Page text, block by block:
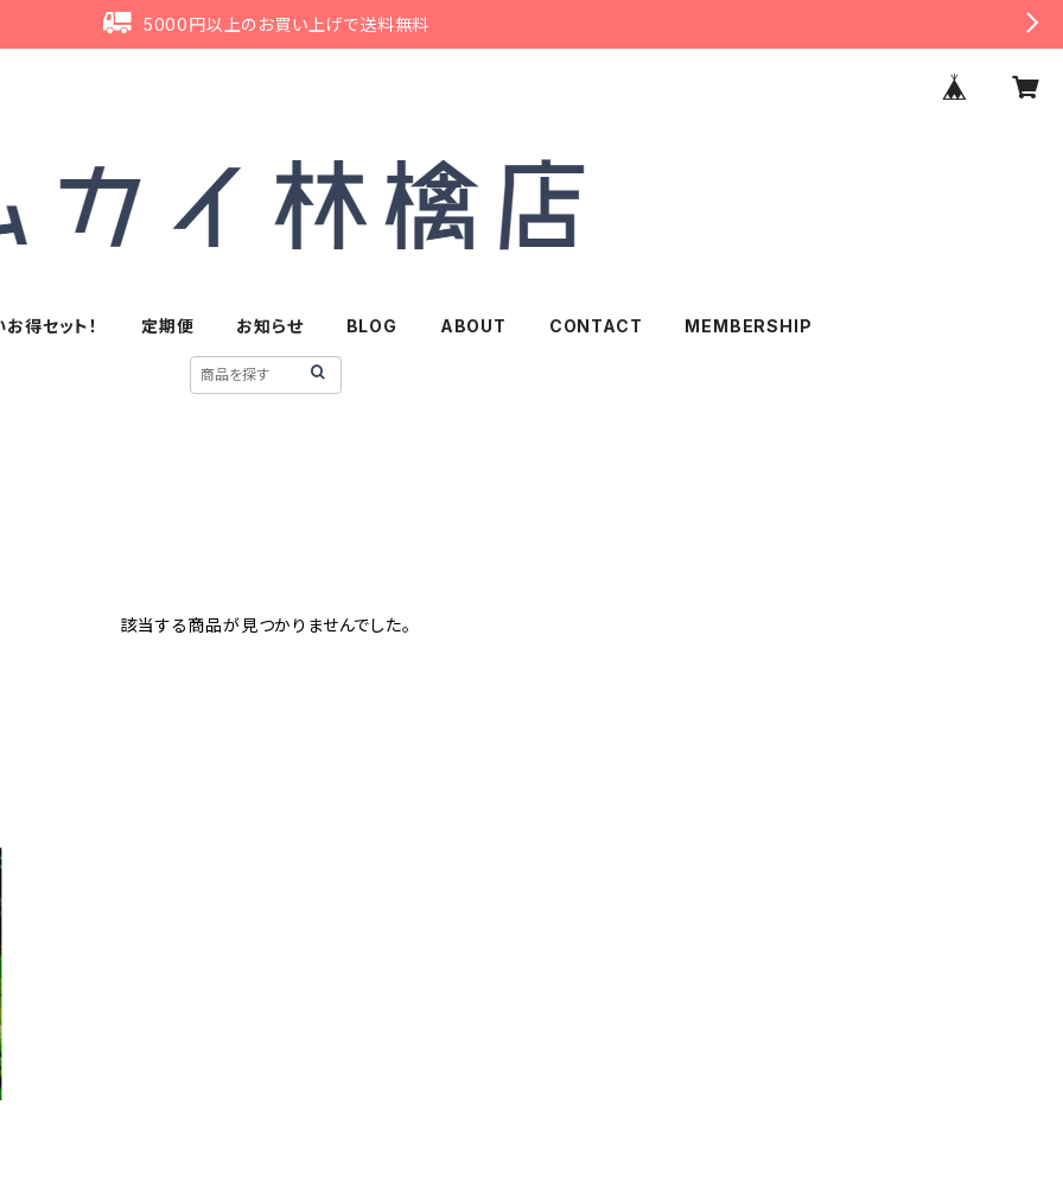
5000円以上のお買い上げで送料無料
得セット！ 定期便 お知らせ BLOG ABOUT CONTACT MEMBERSHIP
該当する商品が見つかりませんでした。